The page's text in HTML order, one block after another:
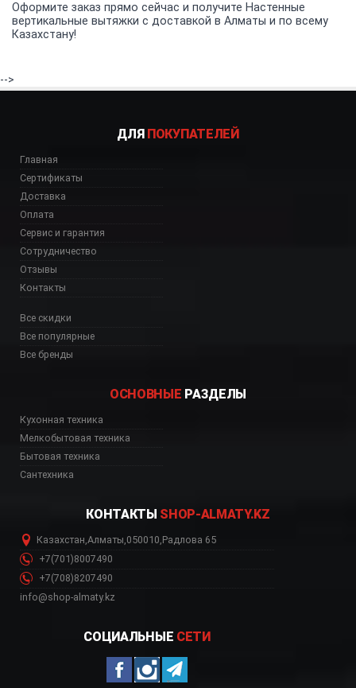
Оформите заказ прямо сейчас и получите Настенные
вертикальные вытяжки с доставкой в Алматы и по всему
Казахстану!
-->
ДЛЯ ПОКУПАТЕЛЕЙ
Главная
Сертификаты
Доставка
Оплата
Сервис и гарантия
Сотрудничество
Отзывы
Контакты
Все скидки
Все популярные
Все бренды
ОСНОВНЫЕ РАЗДЕЛЫ
Кухонная техника
Мелкобытовая техника
Бытовая техника
Сантехника
КОНТАКТЫ SHOP-ALMATY.KZ
Казахстан Алматы 050010 Радлова 65
+7(701)8007490
+7(708)8207490
info@shop-almaty.kz
СОЦИАЛЬНЫЕ СЕТИ